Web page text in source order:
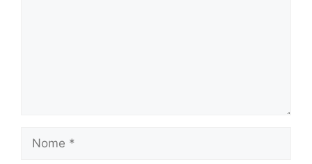
Nome